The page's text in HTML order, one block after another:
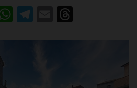
Facebook
WhatsApp
Telegram
Email